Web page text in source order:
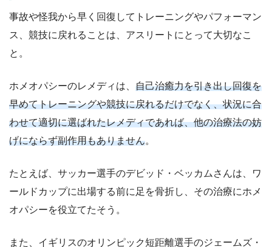
事故や怪我から早く回復してトレーニングやパフォーマン
ス、競技に戻れることは、アスリートにとって大切なこ
と。
ホメオパシーのレメディは、 自己治癒力を引き出し回復を
早めてトレーニングや競技に戻れるだけでなく、状況に合
わせて適切に選ばれたレメディであれば、他の治療法の妨
げにならず副作用もありません。
たとえば、サッカー選手のデビッド・ベッカムさんは、ワ
ールドカップに出場する前に足を骨折し、その治療にホメ
オパシーを役立てたそう。
また、イギリスのオリンピック短距離選手のジェームズ・